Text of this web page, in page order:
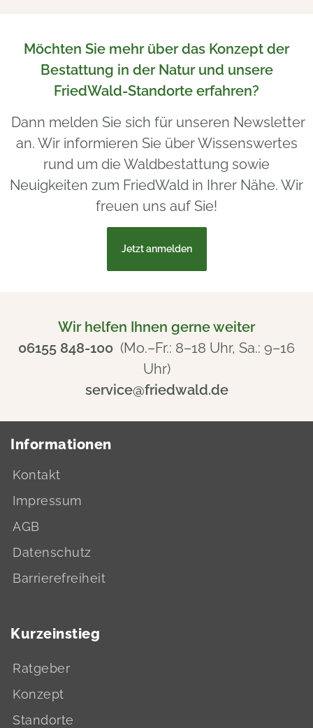
Möchten Sie mehr über das Konzept der
Bestattung in der Natur und unsere
FriedWald-Standorte erfahren?
Dann melden Sie sich für unseren Newsletter
an. Wir informieren Sie über Wissenswertes
rund um die Waldbestattung sowie
Neuigkeiten zum FriedWald in Ihrer Nähe. Wir
freuen uns auf Sie!
Jetzt anmelden
Wir helfen Ihnen gerne weiter
06155 848-100 (Mo.–Fr.: 8–18 Uhr, Sa.: 9–16
Uhr)
service@friedwald.de
Informationen
Kontakt
Impressum
AGB
Datenschutz
Barrierefreiheit
Kurzeinstieg
Ratgeber
Konzept
Standorte